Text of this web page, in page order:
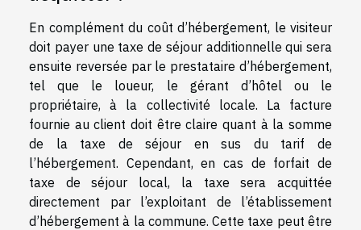
En complément du coût d’hébergement, le visiteur
doit payer une taxe de séjour additionnelle qui sera
ensuite reversée par le prestataire d’hébergement,
tel que le loueur, le gérant d’hôtel ou le
propriétaire, à la collectivité locale. La facture
fournie au client doit être claire quant à la somme
de la taxe de séjour en sus du tarif de
l’hébergement. Cependant, en cas de forfait de
taxe de séjour local, la taxe sera acquittée
directement par l’exploitant de l’établissement
d’hébergement à la commune. Cette taxe peut être